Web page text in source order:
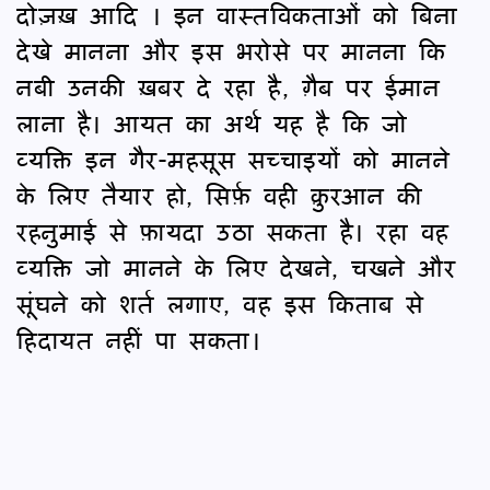
दोज़ख़ आदि । इन वास्तविकताओं को बिना
देखे मानना और इस भरोसे पर मानना कि
नबी उनकी ख़बर दे रहा है, ग़ैब पर ईमान
लाना है। आयत का अर्थ यह है कि जो
व्यक्ति इन गैर-महसूस सच्चाइयों को मानने
के लिए तैयार हो, सिर्फ़ वही क़ुरआन की
रहनुमाई से फ़ायदा उठा सकता है। रहा वह
व्यक्ति जो मानने के लिए देखने, चखने और
सूंघने को शर्त लगाए, वह इस किताब से
हिदायत नहीं पा सकता।